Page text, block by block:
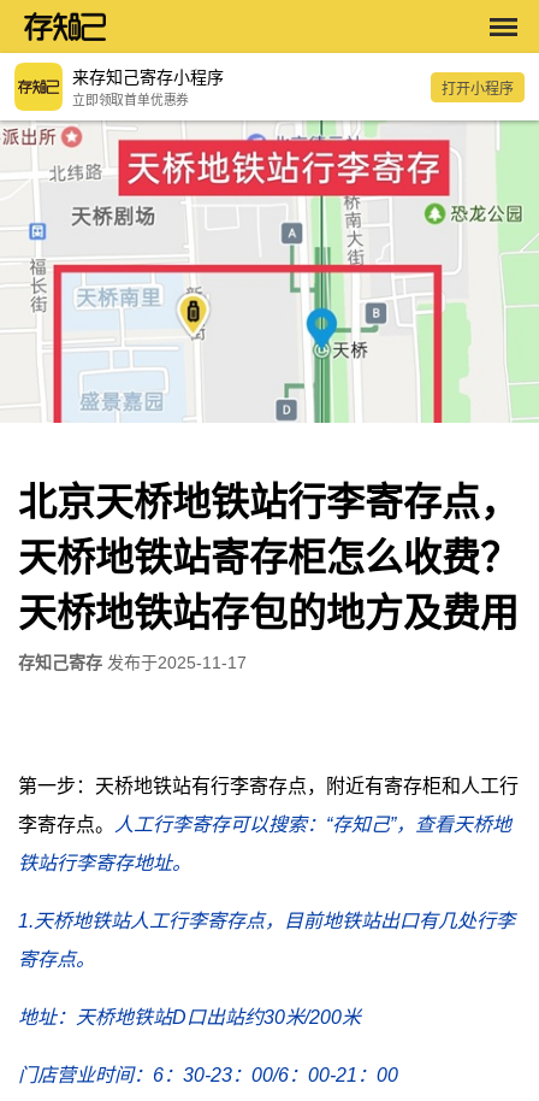
来存知己寄存小程序
立即领取首单优惠券
打开小程序
北京天桥地铁站行李寄存点，
天桥地铁站寄存柜怎么收费？
天桥地铁站存包的地方及费用
存知己寄存 发布于2025-11-17
第一步：天桥地铁站有行李寄存点，附近有寄存柜和人工行
李寄存点。
人工行李寄存可以搜索：“存知己”，查看天桥地
铁站行李寄存地址。
1.天桥地铁站人工行李寄存点，目前地铁站出口有几处行李
寄存点。
地址：天桥地铁站D口出站约30米/200米
门店营业时间：6：30-23：00/6：00-21：00